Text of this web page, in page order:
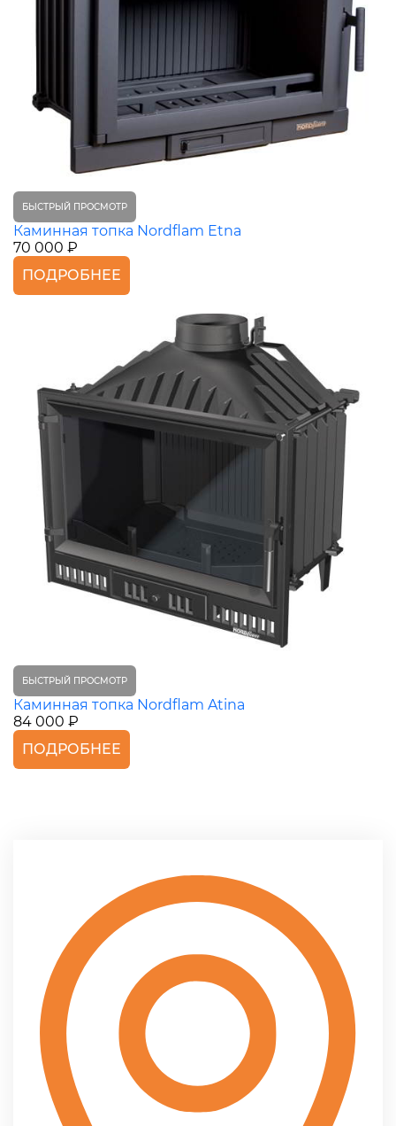
БЫСТРЫЙ ПРОСМОТР
Каминная топка Nordflam Etna
70 000 ₽
ПОДРОБНЕЕ
БЫСТРЫЙ ПРОСМОТР
Каминная топка Nordflam Atina
84 000 ₽
ПОДРОБНЕЕ